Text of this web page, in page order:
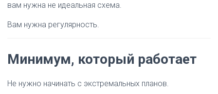
вам нужна не идеальная схема.
Вам нужна регулярность.
Минимум, который работает
Не нужно начинать с экстремальных планов.